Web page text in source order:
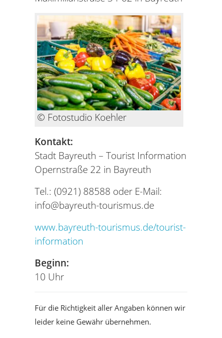
© Fotostudio Koehler
Kontakt:
Stadt Bayreuth – Tourist Information
Opernstraße 22 in Bayreuth
Tel.: (0921) 88588 oder E-Mail:
info@bayreuth-tourismus.de
www.bayreuth-tourismus.de/tourist-
information
Beginn:
10 Uhr
Für die Richtigkeit aller Angaben können wir
leider keine Gewähr übernehmen.